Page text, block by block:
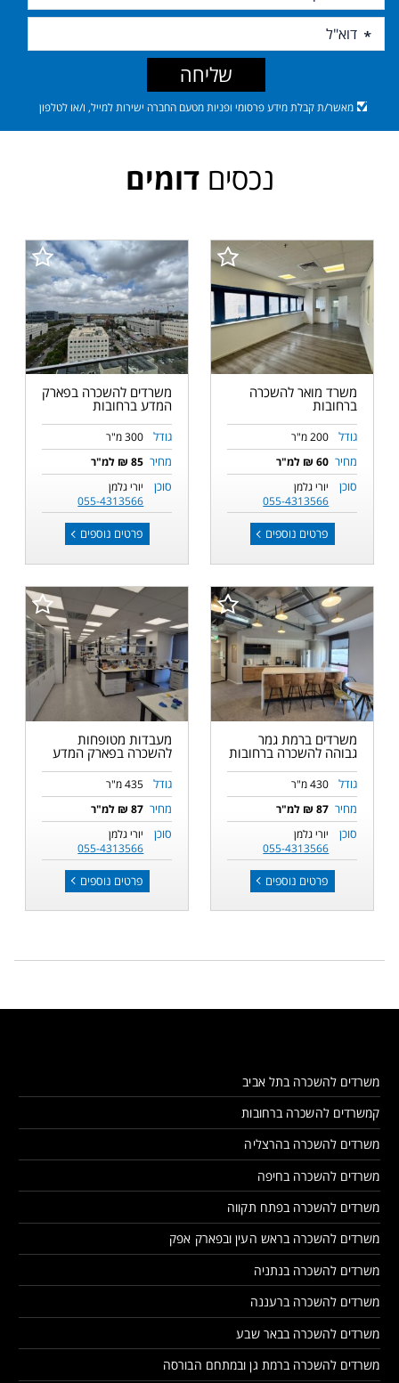
מאשר/ת קבלת מידע פרסומי ופניות מטעם החברה ישירות למייל, ו/או לטלפון
שליחה
נכסיםדומים
משרד מואר להשכרה
ברחובות
גודל 200 מ"ר
מחיר 60 ₪ למ"ר
סוכן
יורי גלמן
055-4313566
פרטים נוספים
משרדים להשכרה בפארק
המדע ברחובות
גודל 300 מ"ר
מחיר 85 ₪ למ"ר
סוכן
יורי גלמן
055-4313566
פרטים נוספים
משרדים ברמת גמר
גבוהה להשכרה ברחובות
גודל 430 מ"ר
מחיר 87 ₪ למ"ר
סוכן
יורי גלמן
055-4313566
פרטים נוספים
מעבדות מטופחות
להשכרה בפארק המדע
גודל 435 מ"ר
מחיר 87 ₪ למ"ר
סוכן
יורי גלמן
055-4313566
פרטים נוספים
משרדים להשכרה בתל אביב
קמשרדים להשכרה ברחובות
משרדים להשכרה בהרצליה
משרדים להשכרה בחיפה
משרדים להשכרה בפתח תקווה
משרדים להשכרה בראש העין ובפארק אפק
משרדים להשכרה בנתניה
משרדים להשכרה ברעננה
משרדים להשכרה בבאר שבע
משרדים להשכרה ברמת גן ובמתחם הבורסה